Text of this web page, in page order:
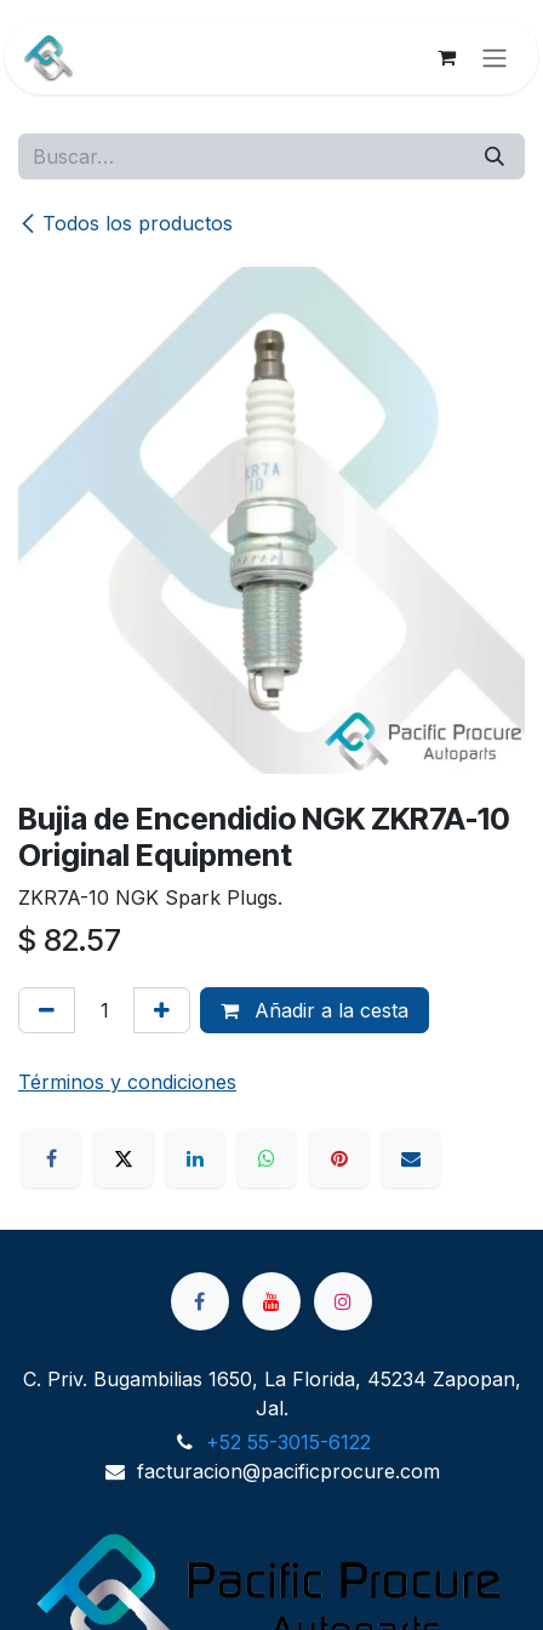
Todos los productos
Bujia de Encendidio NGK ZKR7A-10
Original Equipment
ZKR7A-10 NGK Spark Plugs.
$ 82.57
Añadir a la cesta
Términos y condiciones
C. Priv. Bugambilias 1650, La Florida, 45234 Zapopan,
Jal.
+52 55-3015-6122
facturacion@pacificprocure.com